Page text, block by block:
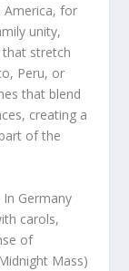
America, for
unity,
stretch
Peru, or
that blend
creating a
of the
Germany
carols,
of
Mass)